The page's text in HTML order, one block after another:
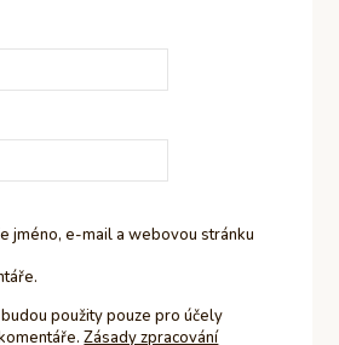
jméno, e-mail a webovou stránku
použity pouze pro účely
Zásady zpracování